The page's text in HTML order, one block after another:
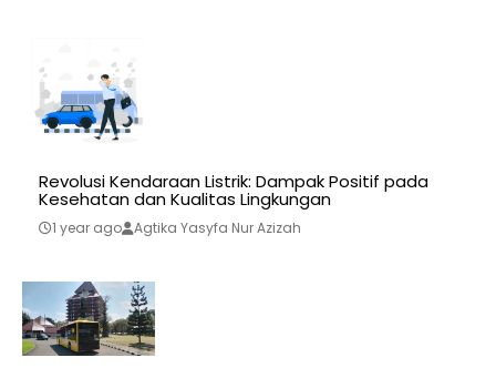
Revolusi Kendaraan Listrik: Dampak Positif pada
Kesehatan dan Kualitas Lingkungan
1 year ago Agtika Yasyfa Nur Azizah